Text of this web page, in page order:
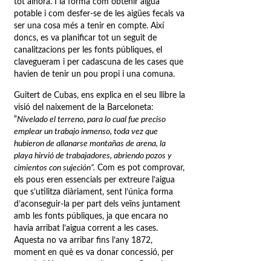
tot alhora. I la forma com obtenir aigua
potable i com desfer-se de les aigües fecals va
ser una cosa més a tenir en compte. Així
doncs, es va planificar tot un seguit de
canalitzacions per les fonts públiques, el
clavegueram i per cadascuna de les cases que
havien de tenir un pou propi i una comuna.
Guitert de Cubas, ens explica en el seu llibre la
visió del naixement de la Barceloneta:
“Nivelado el terreno, para lo cual fue preciso
emplear un trabajo inmenso, toda vez que
hubieron de allanarse montañas de arena, la
playa hirvió de trabajadores, abriendo pozos y
cimientos con sujeción”. Com es pot comprovar,
els pous eren essencials per extreure l’aigua
que s’utilitza diàriament, sent l’única forma
d’aconseguir-la per part dels veïns juntament
amb les fonts públiques, ja que encara no
havia arribat l’aigua corrent a les cases.
Aquesta no va arribar fins l’any 1872,
moment en què es va donar concessió, per